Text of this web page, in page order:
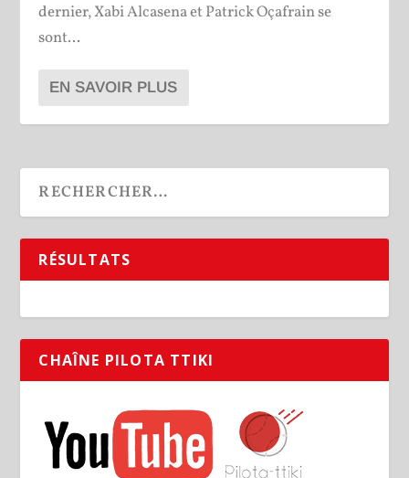
dernier, Xabi Alcasena et Patrick Oçafrain se
sont...
EN SAVOIR PLUS
RÉSULTATS
CHAÎNE PILOTA TTIKI